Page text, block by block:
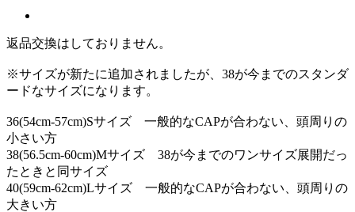
返品交換はしておりません。
※サイズが新たに追加されましたが、38が今までのスタンダ
ードなサイズになります。
36(54cm-57cm)Sサイズ 一般的なCAPが合わない、頭周りの
小さい方
38(56.5cm-60cm)Mサイズ 38が今までのワンサイズ展開だっ
たときと同サイズ
40(59cm-62cm)Lサイズ 一般的なCAPが合わない、頭周りの
大きい方